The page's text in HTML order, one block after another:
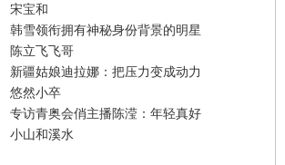
宋宝和
韩雪领衔拥有神秘身份背景的明星
陈立飞飞哥
新疆姑娘迪拉娜：把压力变成动力
悠然小卒
专访青奥会俏主播陈滢：年轻真好
小山和溪水